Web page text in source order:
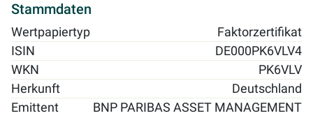
Stammdaten
Wertpapiertyp
Faktorzertifikat
ISIN
DE000PK6VLV4
WKN
PK6VLV
Herkunft
Deutschland
Emittent
BNP PARIBAS ASSET MANAGEMENT